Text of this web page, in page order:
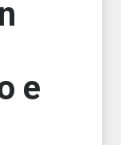
e